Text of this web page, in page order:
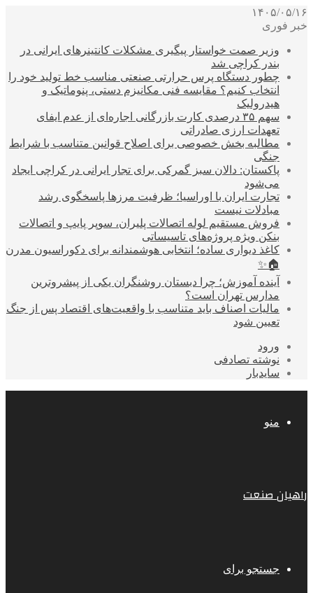
۱۴۰۵/۰۵/۱۶
خبر فوری
وزیر صمت خواستار پیگیری مشکلات کانتینرهای ایرانی در
بندر کراچی شد
چطور دستگاه پرس حرارتی صنعتی مناسب خط تولید خود را
انتخاب کنیم؟ مقایسه فنی مکانیزم دستی، پنوماتیک و
هیدرولیک
سهم ۳۵ درصدی کارت بازرگانی اجاره‌ای از عدم ایفای
تعهدات ارزی صادراتی
مطالبه بخش خصوصی برای اصلاح قوانین متناسب با شرایط
جنگی
پاکستان: دالان سبز گمرکی برای تجار ایرانی در کراچی ایجاد
می‌شود
تجارت ایران با اوراسیا؛ ظرفیت مرزها پاسخگوی رشد
مبادلات نیست
فروش مستقیم لوله اتصالات پلیران، سوپر پایپ و اتصالات
بنکن ویژه پروژه‌های تاسیساتی
کاغذ دیواری ساده؛ انتخابی هوشمندانه برای دکوراسیون مدرن
🏠✨
آینده آموزش؛ چرا دبستان روشنگران یکی از پیشروترین
مدارس تهران است؟
مالیات اصناف باید متناسب با واقعیت‌های اقتصاد پس از جنگ
تعیین شود
ورود
نوشته تصادفی
سایدبار
منو
راهیان صنعت
جستجو برای